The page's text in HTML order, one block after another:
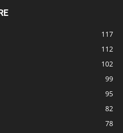
117
112
102
99
95
82
78